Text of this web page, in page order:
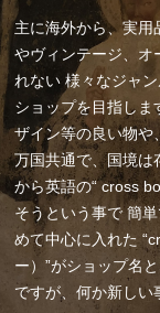
主に海外から、実用
やヴィンテージ、オ
れない 様々なジャ
ショップを目指しま
ザイン等の良い物や
万国共通で、国境は
から英語の“ cross
そうという事で簡
めて中心に入れた
ー）”がショップ名
ですが、何か新しい